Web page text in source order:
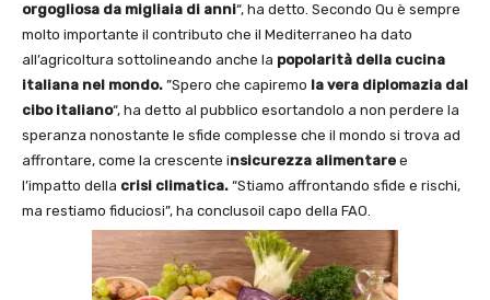
orgogliosa da migliaia di anni“, ha detto. Secondo Qu è sempre
molto importante il contributo che il Mediterraneo ha dato
all’agricoltura sottolineando anche la popolarità della cucina
italiana nel mondo. ”Spero che capiremo la vera diplomazia dal
cibo italiano“, ha detto al pubblico esortandolo a non perdere la
speranza nonostante le sfide complesse che il mondo si trova ad
affrontare, come la crescente insicurezza alimentare e
l’impatto della crisi climatica. “Stiamo affrontando sfide e rischi,
ma restiamo fiduciosi”, ha conclusoil capo della FAO.